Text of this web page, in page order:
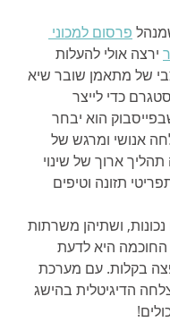
פרסום למכוני
ירצה אולי להעלות
של מתאמן שובר שיא
כדי לייצר
הוא יבחר
אנושי ומרגש של
ארוך של שינוי
תזונה וטיפים
ושתיהן משרתות
היא לדעת
בקלות. עם מערכת
הדיגיטלית בהישג